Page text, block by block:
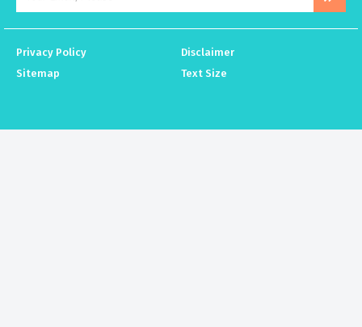
Privacy Policy
Disclaimer
Sitemap
Text Size